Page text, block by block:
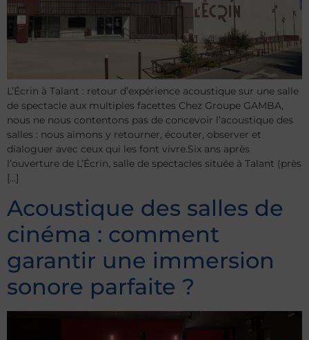
L’Écrin à Talant : retour d’expérience acoustique sur une salle
de spectacle aux multiples facettes Chez Groupe GAMBA,
nous ne nous contentons pas de concevoir l’acoustique des
salles : nous aimons y retourner, écouter, observer et
dialoguer avec ceux qui les font vivre.Six ans après
l’ouverture de L’Écrin, salle de spectacles située à Talant (près
[…]
Acoustique des salles de
cinéma : comment
garantir une immersion
sonore parfaite ?